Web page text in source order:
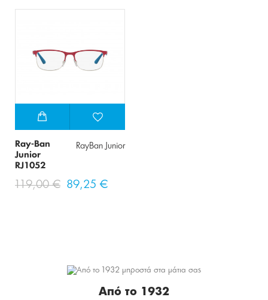
Ray-Ban
Junior
RJ1052
RayBan Junior
119,00 € 89,25 €
Από το 1932